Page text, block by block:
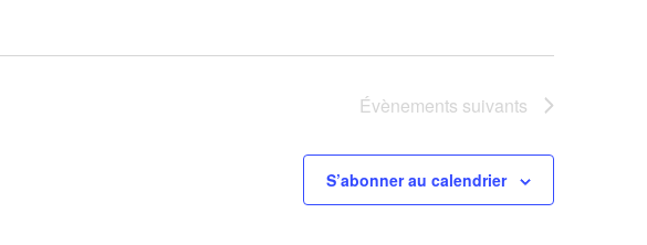
Évènements suivants
S’abonner au calendrier